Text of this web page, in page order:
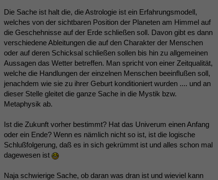
Die Sache ist halt die, die Astrologie ist ein Erfahrungsmodell,
welches von der sichtbaren Position der Planeten am Himmel auf
die Geschehnisse auf der Erde schließen soll. Davon gibt es dann
verschiedene Ableitungen die auf den Charakter der Menschen
oder auf deren Schicksal schließen sollen bis hin zu allgemeinen
Aussagen das Wetter betreffen. Man spricht von einer Zeitqualität,
welche die Handlungen der einzelnen Menschen beeinflußen soll,
jenachdem wie sie zu ihrer Geburt konditioniert wurden .... und an
dieser Stelle gleitet die ganze Sache in die Mystik bzw.
Metaphysik ab.
Ist die Zukunft vorher bestimmt? Hat das Univerum einen Anfang
oder ein Ende? Wenn es nämlich nicht so ist, ist die logische
Schlußfolgerung, daß es in sich gekrümmt ist und alles schon mal
dagewesen ist
Naja schwierige Sache, ob daran was dran ist und wieviel kann